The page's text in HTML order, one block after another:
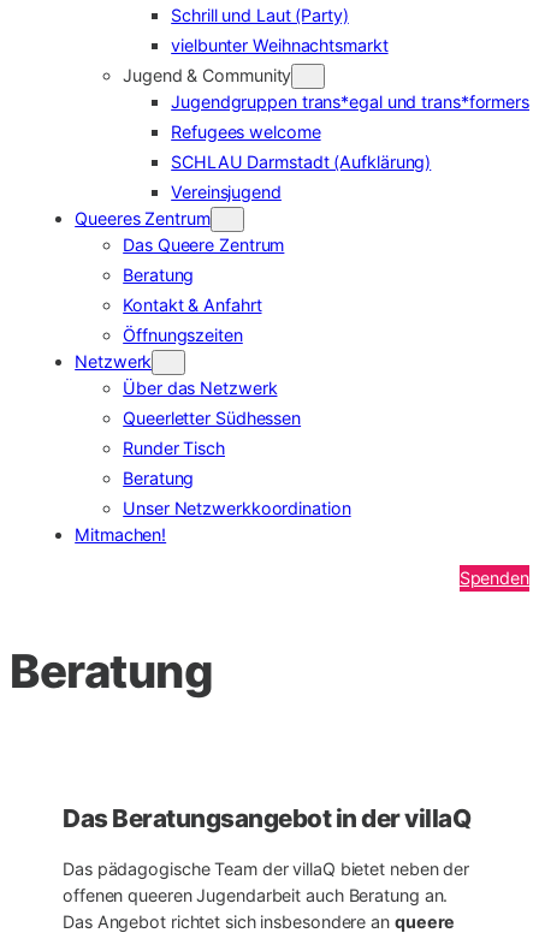
Schrill und Laut (Party)
vielbunter Weihnachtsmarkt
Jugend & Community
Jugendgruppen trans*egal und trans*formers
Refugees welcome
SCHLAU Darmstadt (Aufklärung)
Vereinsjugend
Queeres Zentrum
Das Queere Zentrum
Beratung
Kontakt & Anfahrt
Öffnungszeiten
Netzwerk
Über das Netzwerk
Queerletter Südhessen
Runder Tisch
Beratung
Unser Netzwerkkoordination
Mitmachen!
Spenden
Beratung
Das Beratungsangebot in der villaQ
Das pädagogische Team der villaQ bietet neben der
offenen queeren Jugendarbeit auch Beratung an.
Das Angebot richtet sich insbesondere an queere